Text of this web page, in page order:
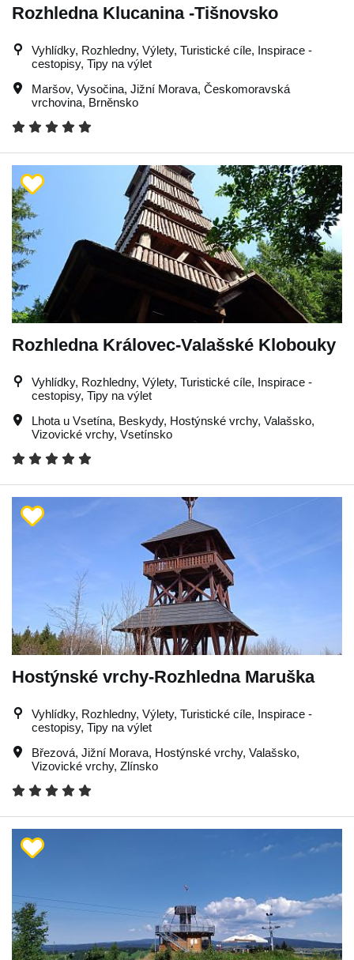
Rozhledna Klucanina -Tišnovsko
Vyhlídky, Rozhledny, Výlety, Turistické cíle, Inspirace -
cestopisy, Tipy na výlet
Maršov, Vysočina, Jižní Morava, Českomoravská
vrchovina, Brněnsko
Rozhledna Královec-Valašské Klobouky
Vyhlídky, Rozhledny, Výlety, Turistické cíle, Inspirace -
cestopisy, Tipy na výlet
Lhota u Vsetína, Beskydy, Hostýnské vrchy, Valašsko,
Vizovické vrchy, Vsetínsko
Hostýnské vrchy-Rozhledna Maruška
Vyhlídky, Rozhledny, Výlety, Turistické cíle, Inspirace -
cestopisy, Tipy na výlet
Březová, Jižní Morava, Hostýnské vrchy, Valašsko,
Vizovické vrchy, Zlínsko